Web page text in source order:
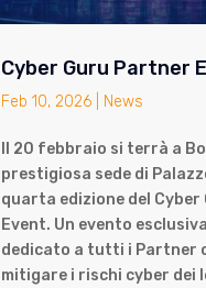
Cyber Guru Partner
Feb 10, 2026 News
Il 20 febbraio si terrà a
prestigiosa sede di
quarta edizione del Cyber
Event. Un evento
dedicato a tutti i Partner
mitigare i rischi cyber dei